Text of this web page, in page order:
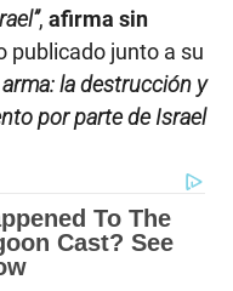
, afirma sin
publicado junto a su
arma: la destrucción y
por parte de Israel